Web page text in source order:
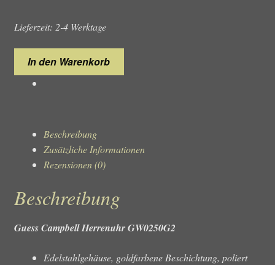
Lieferzeit: 2-4 Werktage
Guess
GW0250G2
In den Warenkorb
Beschreibung
Zusätzliche Informationen
Rezensionen (0)
Beschreibung
Guess Campbell Herrenuhr GW0250G2
Edelstahlgehäuse, goldfarbene Beschichtung, poliert